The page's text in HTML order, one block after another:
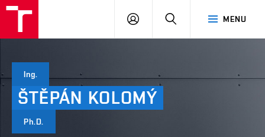
MENU
PŘIHLÁSIT
Ing.
ŠTĚPÁN KOLOMÝ
Ph.D.